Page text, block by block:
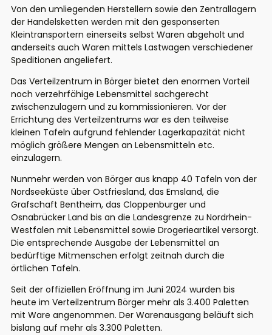
Von den umliegenden Herstellern sowie den Zentrallagern
der Handelsketten werden mit den gesponserten
Kleintransportern einerseits selbst Waren abgeholt und
anderseits auch Waren mittels Lastwagen verschiedener
Speditionen angeliefert.
Das Verteilzentrum in Börger bietet den enormen Vorteil
noch verzehrfähige Lebensmittel sachgerecht
zwischenzulagern und zu kommissionieren. Vor der
Errichtung des Verteilzentrums war es den teilweise
kleinen Tafeln aufgrund fehlender Lagerkapazität nicht
möglich größere Mengen an Lebensmitteln etc.
einzulagern.
Nunmehr werden von Börger aus knapp 40 Tafeln von der
Nordseeküste über Ostfriesland, das Emsland, die
Grafschaft Bentheim, das Cloppenburger und
Osnabrücker Land bis an die Landesgrenze zu Nordrhein-
Westfalen mit Lebensmittel sowie Drogerieartikel versorgt.
Die entsprechende Ausgabe der Lebensmittel an
bedürftige Mitmenschen erfolgt zeitnah durch die
örtlichen Tafeln.
Seit der offiziellen Eröffnung im Juni 2024 wurden bis
heute im Verteilzentrum Börger mehr als 3.400 Paletten
mit Ware angenommen. Der Warenausgang beläuft sich
bislang auf mehr als 3.300 Paletten.